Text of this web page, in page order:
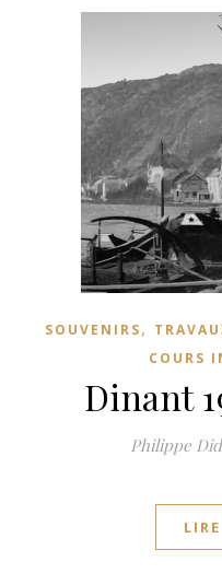
SOUVENIRS,
COURS
Dinant
Philippe